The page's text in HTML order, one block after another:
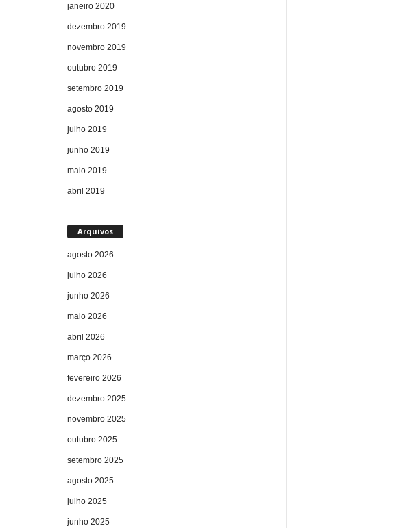
janeiro 2020
dezembro 2019
novembro 2019
outubro 2019
setembro 2019
agosto 2019
julho 2019
junho 2019
maio 2019
abril 2019
Arquivos
agosto 2026
julho 2026
junho 2026
maio 2026
abril 2026
março 2026
fevereiro 2026
dezembro 2025
novembro 2025
outubro 2025
setembro 2025
agosto 2025
julho 2025
junho 2025